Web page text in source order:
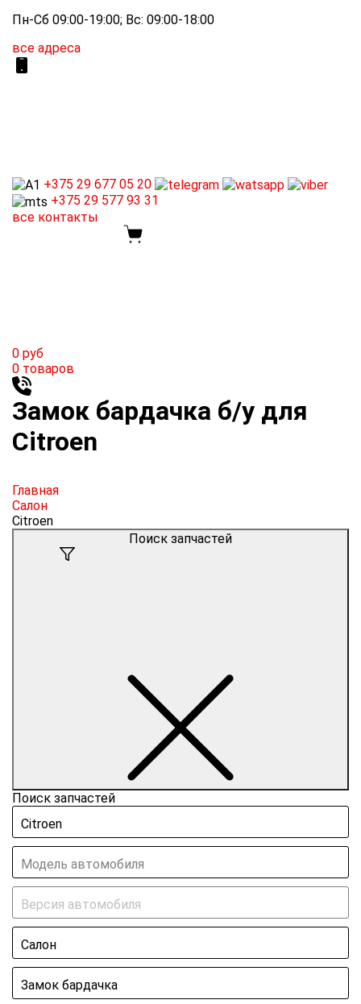
Пн-Сб 09:00-19:00; Вс: 09:00-18:00
все адреса
+375 29 677 05 20
+375 29 577 93 31
все контакты
0 руб
0 товаров
Замок бардачка б/у для
Citroen
Главная
Салон
Citroen
Поиск запчастей
Поиск запчастей
Citroen
Модель автомобиля
Версия автомобиля
Салон
Замок бардачка